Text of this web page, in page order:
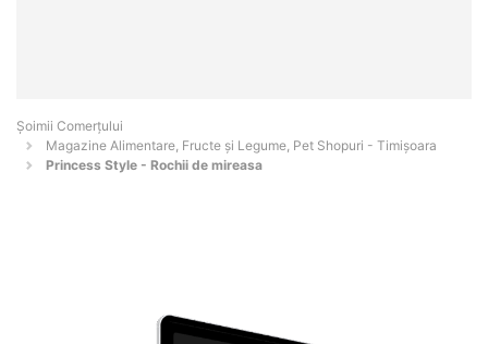
Șoimii Comerțului
Magazine Alimentare, Fructe și Legume, Pet Shopuri - Timişoara
Princess Style - Rochii de mireasa